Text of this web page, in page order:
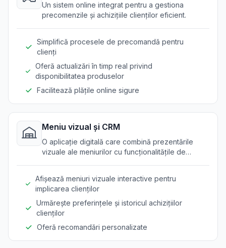
Un sistem online integrat pentru a gestiona
precomenzile și achizițiile clienților eficient.
Simplifică procesele de precomandă pentru
clienți
Oferă actualizări în timp real privind
disponibilitatea produselor
Facilitează plățile online sigure
Meniu vizual și CRM
O aplicație digitală care combină prezentările
vizuale ale meniurilor cu funcționalitățile de
Afișează meniuri vizuale interactive pentru
implicarea clienților
Urmărește preferințele și istoricul achizițiilor
clienților
Oferă recomandări personalizate